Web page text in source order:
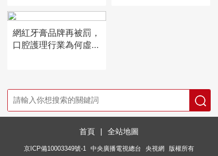
網紅牙膏品牌再被罰，
口腔護理行業為何虛...
首頁 全站地圖
京ICP備10003349號-1 中央廣播電視總台 央視網 版權所有